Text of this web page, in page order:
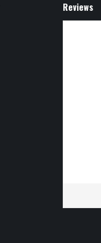
Reviews